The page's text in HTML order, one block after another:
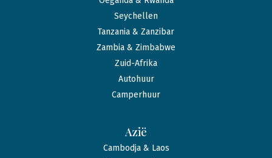
Seychellen
Tanzania & Zanzibar
Zambia & Zimbabwe
Zuid-Afrika
Autohuur
Camperhuur
Azië
Cambodja & Laos